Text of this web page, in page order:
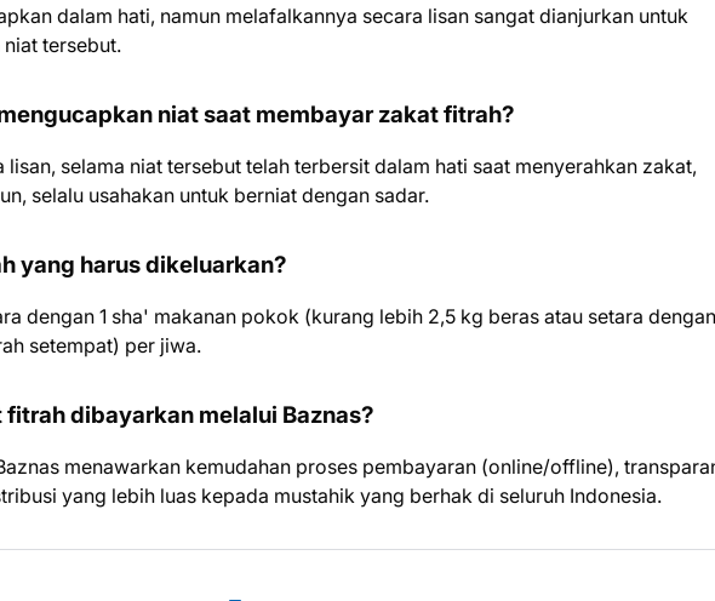
dalam hati, namun melafalkannya secara lisan sangat dianjurkan untuk
tersebut.
niat saat membayar zakat fitrah?
selama niat tersebut telah terbersit dalam hati saat menyerahkan zakat,
selalu usahakan untuk berniat dengan sadar.
yang harus dikeluarkan?
dengan 1 sha' makanan pokok (kurang lebih 2,5 kg beras atau setara
setempat) per jiwa.
dibayarkan melalui Baznas?
menawarkan kemudahan proses pembayaran (online/offline),
yang lebih luas kepada mustahik yang berhak di seluruh Indonesia.